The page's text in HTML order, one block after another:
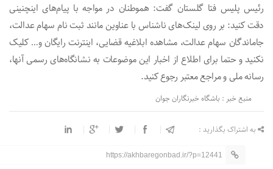
رئیس پلیس فتا گلستان گفت: هموطنان در مواجه با پیام‌های اینچنینی
دقت کنید: بر روی لینک‌های ناشناس با عناوین مانند ثبت نام سهام عدالت،
جاماندگان سهام عدالت، مشاهده ابلاغیه قضایی، اینترنت رایگان و… کلیک
نکنید و حتما برای اطلاع از اخبار این موضوعات به نشانگاه‌های رسمی آنها،
رسانه ملی و مراجع معتبر رجوع کنید.
منبع خبر : باشگاه خبرنگاران جوان
به اشتراک بگذارید :
https://akhbaregonbad.ir/?p=12441